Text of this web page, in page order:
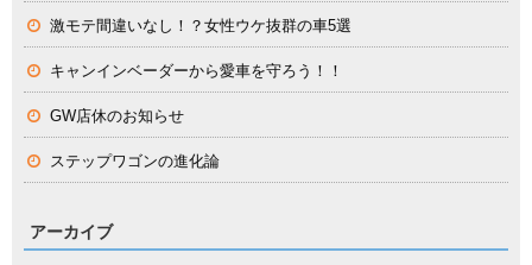
激モテ間違いなし！？女性ウケ抜群の車5選
キャンインベーダーから愛車を守ろう！！
GW店休のお知らせ
ステップワゴンの進化論
アーカイブ